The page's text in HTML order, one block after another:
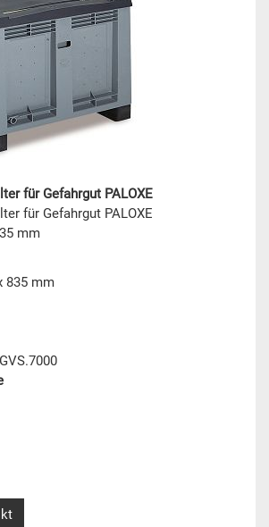
für Gefahrgut PALOXE
für Gefahrgut PALOXE
mm
835 mm